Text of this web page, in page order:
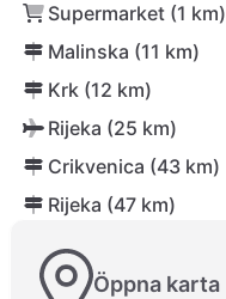
Supermarket (1 km)
Malinska (11 km)
Krk (12 km)
Rijeka (25 km)
Crikvenica (43 km)
Rijeka (47 km)
Öppna karta